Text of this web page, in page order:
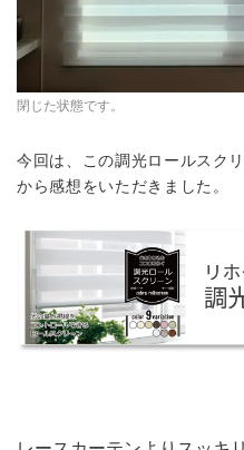
閉じた状態です。
今回は、この調光ロールスク
から感想をいただきました。